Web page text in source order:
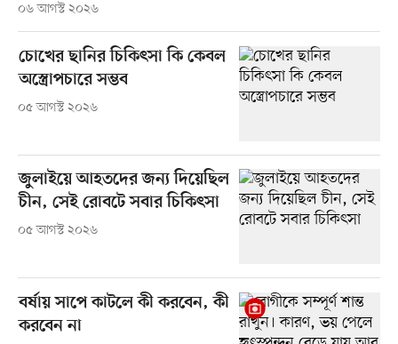
০৬ আগস্ট ২০২৬
চোখের ছানির চিকিৎসা কি কেবল
অস্ত্রোপচারে সম্ভব
০৫ আগস্ট ২০২৬
জুলাইয়ে আহতদের জন্য দিয়েছিল
চীন, সেই রোবটে সবার চিকিৎসা
০৫ আগস্ট ২০২৬
বর্ষায় সাপে কাটলে কী করবেন, কী
করবেন না